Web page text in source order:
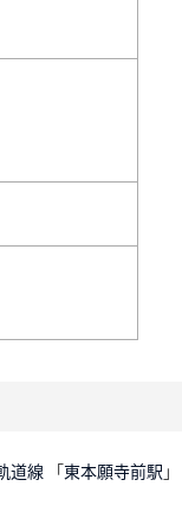
道線 「東本願寺前駅